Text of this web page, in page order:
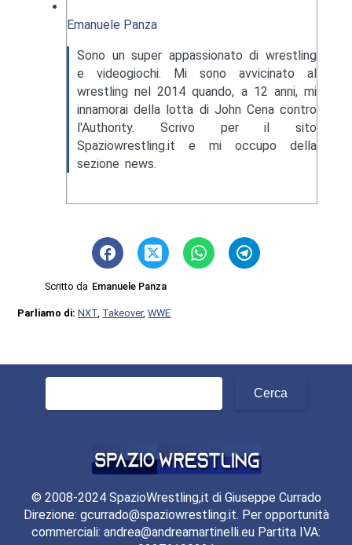
Emanuele Panza
Sono un super appassionato di wrestling
e videogiochi. Mi sono avvicinato al
wrestling nel 2014 quando, a 12 anni, mi
innamorai della lotta di John Cena contro
l'Authority. Scrivo per il sito
Spaziowrestling.it e mi occupo della
sezione news.
Scritto da Emanuele Panza
Parliamo di:NXT Takeover,WWE
© 2008-2024 SpazioWrestling,it di Giuseppe Currado
Direzione: gcurrado@spaziowrestling.it. Per opportunità
commerciali: andrea@andreamartinelli.eu Partita IVA: